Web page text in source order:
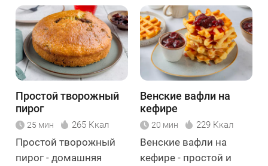
Простой творожный
пирог
25 мин 265 Ккал
Простой творожный
пирог - домашняя
Венские вафли на
кефире
20 мин 229 Ккал
Венские вафли на
кефире - простой и